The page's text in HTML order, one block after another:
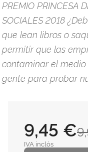
PREMIO PRINCESA
SOCIALES 2018
que lean libros o
permitir que las
contaminar el
gente para probar
9,45 €
IVA inclós